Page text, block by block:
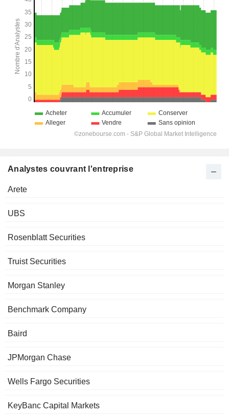
Analystes couvrant l'entreprise
Arete
UBS
Rosenblatt Securities
Truist Securities
Morgan Stanley
Benchmark Company
Baird
JPMorgan Chase
Wells Fargo Securities
KeyBanc Capital Markets